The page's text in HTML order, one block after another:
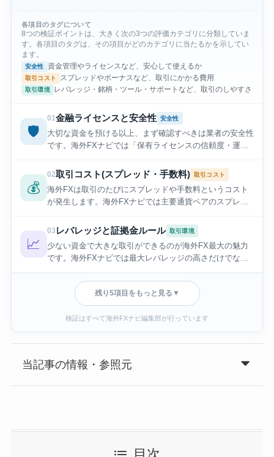
各項目のタグについて
8つの検証ポイントは、大きく次の3つの評価カテゴリに分類していま
す。各項目のタグは、その項目がどのカテゴリに当たるかを示してい
ます。
安全性 資金管理やライセンスなど、安心して使えるか
取引コスト スプレッドやボーナスなど、取引にかかる費用
取引環境 レバレッジ・銘柄・ツール・サポートなど、取引のしやすさ
🛡️
01金融ライセンスと安全性 安全性
大切な資金を預ける以上、まず確認すべきは業者の安全性
です。海外FXナビでは「保有ライセンスの信頼度・運営
に、21社それぞれが安心して使えるかを一社ずつ確認し
💰
02取引コスト(スプレッド・手数料) 取引コスト
海外FXは取引のたびにスプレッドや手数料というコスト
が発生します。海外FXナビでは主要通貨ペアのスプレッ
コスト」で21社を比較しました。
📈
03 レバレッジと証拠金ルール 取引環境
少ない資金で大きな取引ができるのが海外FX最大の魅力
です。海外FXナビでは最大レバレッジの高さだけでな
際の使いやすさを確認しました。
残り5項目をもっと見る ▼
検証はすべて海外FXナビ編集部が行っています
当記事の情報・参照元